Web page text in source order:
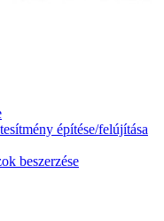
építése/felújítása
beszerzése